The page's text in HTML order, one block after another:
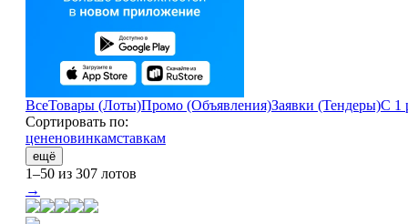
ВсеТовары (Лоты)Промо (Объявления)Заявки (Тендеры)С 1
Сортировать по:
цененовинкамставкам
ещё
1–50 из 307 лотов
→